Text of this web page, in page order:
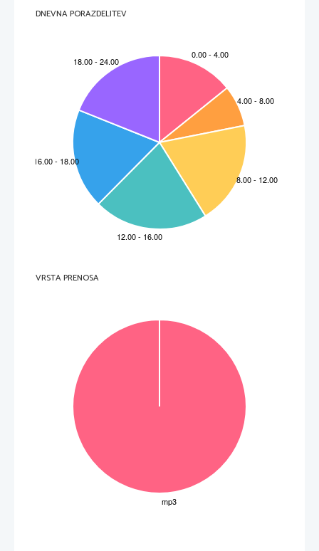
DNEVNA PORAZDELITEV
VRSTA PRENOSA